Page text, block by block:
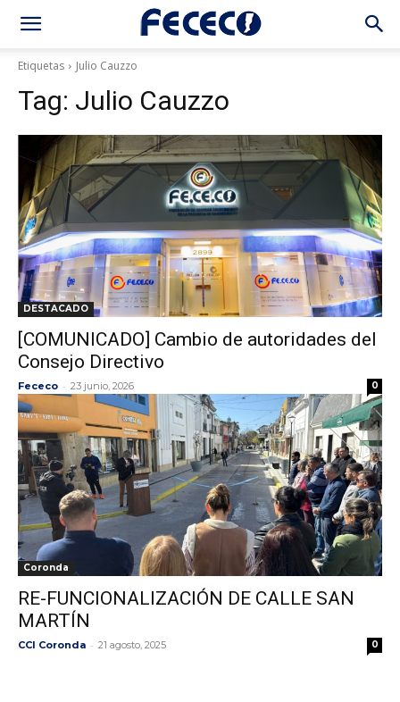
Etiquetas Julio Cauzzo
Tag: Julio Cauzzo
DESTACADO
[COMUNICADO] Cambio de autoridades del
Consejo Directivo
Fececo - 23 junio, 2026 0
Coronda
RE-FUNCIONALIZACIÓN DE CALLE SAN
MARTÍN
CCI Coronda - 21 agosto, 2025 0